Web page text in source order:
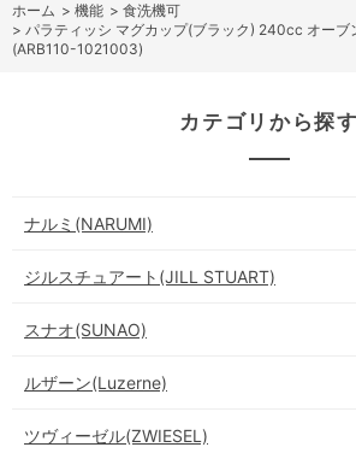
ホーム > 機能 > 食洗機可
> パラティッシ マグカップ(ブラック) 240cc オーブ
(ARB110-1021003)
カテゴリから探す
ナルミ(NARUMI)
ジルスチュアート(JILL STUART)
スナオ(SUNAO)
ルザーン(Luzerne)
ツヴィーゼル(ZWIESEL)